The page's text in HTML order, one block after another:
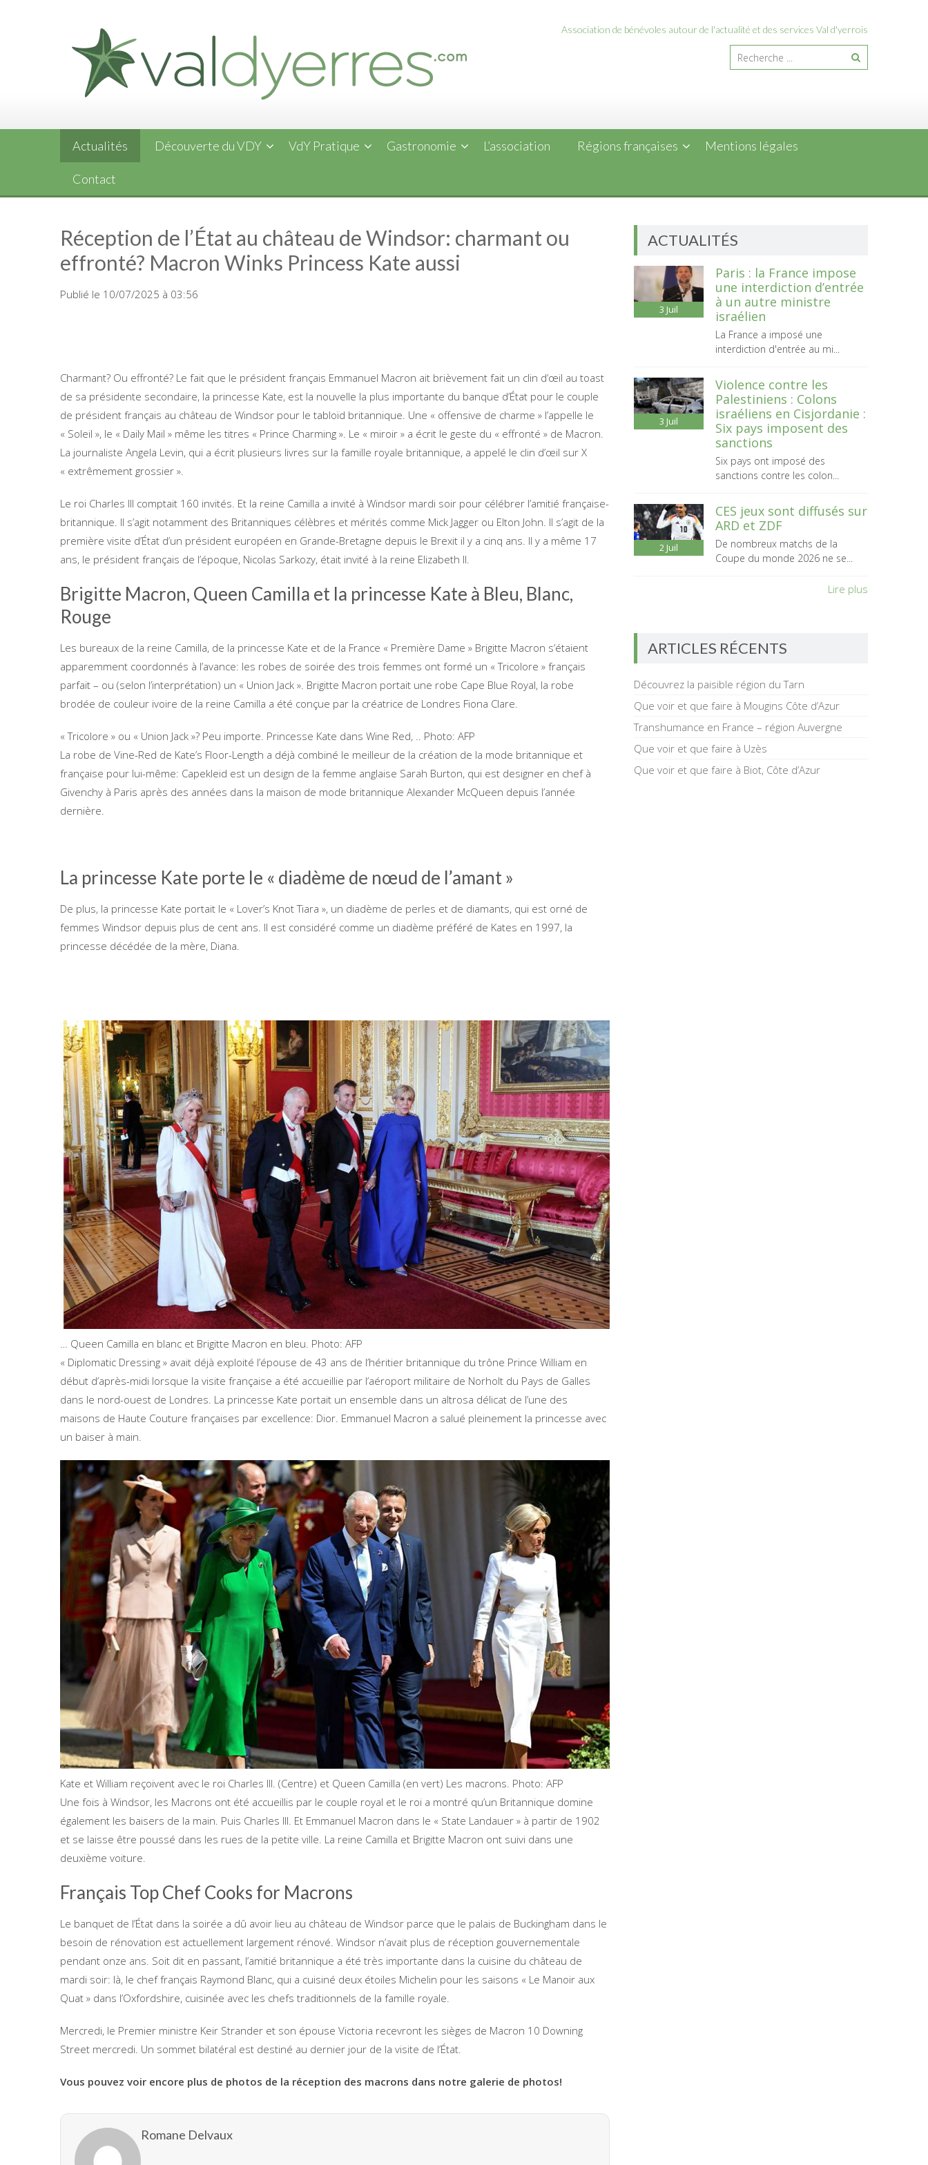
Association de bénévoles autour de l'actualité et des services Val d'yerrois
Actualités Découverte du VDY VdY Pratique Gastronomie L’association Régions françaises Mentions légales
Contact
Réception de l’État au château de Windsor: charmant ou
effronté? Macron Winks Princess Kate aussi
Publié le 10/07/2025 à 03:56
Charmant? Ou effronté? Le fait que le président français Emmanuel Macron ait brièvement fait un clin d’œil au toast
de sa présidente secondaire, la princesse Kate, est la nouvelle la plus importante du banque d’État pour le couple
de président français au château de Windsor pour le tabloïd britannique. Une « offensive de charme » l’appelle le
« Soleil », le « Daily Mail » même les titres « Prince Charming ». Le « miroir » a écrit le geste du « effronté » de Macron.
La journaliste Angela Levin, qui a écrit plusieurs livres sur la famille royale britannique, a appelé le clin d’œil sur X
« extrêmement grossier ».
Le roi Charles III comptait 160 invités. Et la reine Camilla a invité à Windsor mardi soir pour célébrer l’amitié française-
britannique. Il s’agit notamment des Britanniques célèbres et mérités comme Mick Jagger ou Elton John. Il s’agit de la
première visite d’État d’un président européen en Grande-Bretagne depuis le Brexit il y a cinq ans. Il y a même 17
ans, le président français de l’époque, Nicolas Sarkozy, était invité à la reine Elizabeth II.
Brigitte Macron, Queen Camilla et la princesse Kate à Bleu, Blanc,
Rouge
Les bureaux de la reine Camilla, de la princesse Kate et de la France « Première Dame » Brigitte Macron s’étaient
apparemment coordonnés à l’avance: les robes de soirée des trois femmes ont formé un « Tricolore » français
parfait – ou (selon l’interprétation) un « Union Jack ». Brigitte Macron portait une robe Cape Blue Royal, la robe
brodée de couleur ivoire de la reine Camilla a été conçue par la créatrice de Londres Fiona Clare.
« Tricolore » ou « Union Jack »? Peu importe. Princesse Kate dans Wine Red, .. Photo: AFP
La robe de Vine-Red de Kate’s Floor-Length a déjà combiné le meilleur de la création de la mode britannique et
française pour lui-même: Capekleid est un design de la femme anglaise Sarah Burton, qui est designer en chef à
Givenchy à Paris après des années dans la maison de mode britannique Alexander McQueen depuis l’année
dernière.
La princesse Kate porte le « diadème de nœud de l’amant »
De plus, la princesse Kate portait le « Lover’s Knot Tiara », un diadème de perles et de diamants, qui est orné de
femmes Windsor depuis plus de cent ans. Il est considéré comme un diadème préféré de Kates en 1997, la
princesse décédée de la mère, Diana.
… Queen Camilla en blanc et Brigitte Macron en bleu. Photo: AFP
« Diplomatic Dressing » avait déjà exploité l’épouse de 43 ans de l’héritier britannique du trône Prince William en
début d’après-midi lorsque la visite française a été accueillie par l’aéroport militaire de Norholt du Pays de Galles
dans le nord-ouest de Londres. La princesse Kate portait un ensemble dans un altrosa délicat de l’une des
maisons de Haute Couture françaises par excellence: Dior. Emmanuel Macron a salué pleinement la princesse avec
un baiser à main.
Kate et William reçoivent avec le roi Charles III. (Centre) et Queen Camilla (en vert) Les macrons. Photo: AFP
Une fois à Windsor, les Macrons ont été accueillis par le couple royal et le roi a montré qu’un Britannique domine
également les baisers de la main. Puis Charles III. Et Emmanuel Macron dans le « State Landauer » à partir de 1902
et se laisse être poussé dans les rues de la petite ville. La reine Camilla et Brigitte Macron ont suivi dans une
deuxième voiture.
Français Top Chef Cooks for Macrons
Le banquet de l’État dans la soirée a dû avoir lieu au château de Windsor parce que le palais de Buckingham dans le
besoin de rénovation est actuellement largement rénové. Windsor n’avait plus de réception gouvernementale
pendant onze ans. Soit dit en passant, l’amitié britannique a été très importante dans la cuisine du château de
mardi soir: là, le chef français Raymond Blanc, qui a cuisiné deux étoiles Michelin pour les saisons « Le Manoir aux
Quat » dans l’Oxfordshire, cuisinée avec les chefs traditionnels de la famille royale.
Mercredi, le Premier ministre Keir Strander et son épouse Victoria recevront les sièges de Macron 10 Downing
Street mercredi. Un sommet bilatéral est destiné au dernier jour de la visite de l’État.
Vous pouvez voir encore plus de photos de la réception des macrons dans notre galerie de photos!
Romane Delvaux
ACTUALITÉS
3 Juil
Paris : la France impose
une interdiction d’entrée
à un autre ministre
israélien
La France a imposé une
interdiction d'entrée au mi...
3 Juil
Violence contre les
Palestiniens : Colons
israéliens en Cisjordanie :
Six pays imposent des
sanctions
Six pays ont imposé des
sanctions contre les colon...
2 Juil
CES jeux sont diffusés sur
ARD et ZDF
De nombreux matchs de la
Coupe du monde 2026 ne se...
Lire plus
ARTICLES RÉCENTS
Découvrez la paisible région du Tarn
Que voir et que faire à Mougins Côte d’Azur
Transhumance en France – région Auvergne
Que voir et que faire à Uzès
Que voir et que faire à Biot, Côte d’Azur